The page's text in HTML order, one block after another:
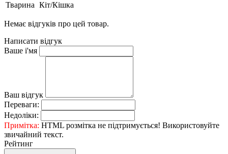
Тварина Кіт/Кішка
Немає відгуків про цей товар.
Написати відгук
Ваше і'мя
Ваш відгук
Переваги:
Недоліки:
Примітка: HTML розмітка не підтримується! Використовуйте
звичайний текст.
Рейтинг